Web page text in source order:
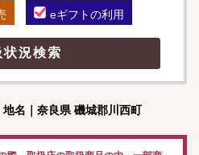
eギフトの利用
名｜奈良県 磯城郡川西町